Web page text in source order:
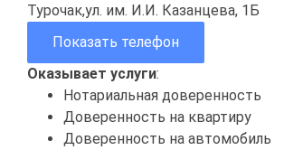
Турочак,ул. им. И.И. Казанцева, 1Б
Показать телефон
Оказывает услуги:
Нотариальная доверенность
Доверенность на квартиру
Доверенность на автомобиль